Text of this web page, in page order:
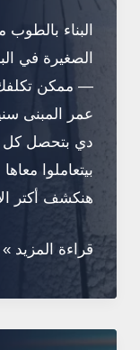
البناء
الصغيرة في
— ممكن تكلفك
عمر المبنى
دي بتحصل كل
بيتعاملوا
هنكشف أكتر
الأخطاء
في
البناء
قراءة المزيد »